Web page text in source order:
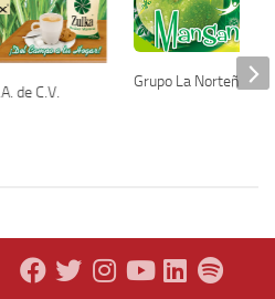
de C.V.
Grupo La Norteñita